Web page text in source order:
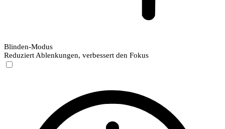
Blinden-Modus
Reduziert Ablenkungen, verbessert den Fokus